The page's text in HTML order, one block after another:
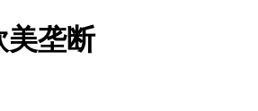
美垄断